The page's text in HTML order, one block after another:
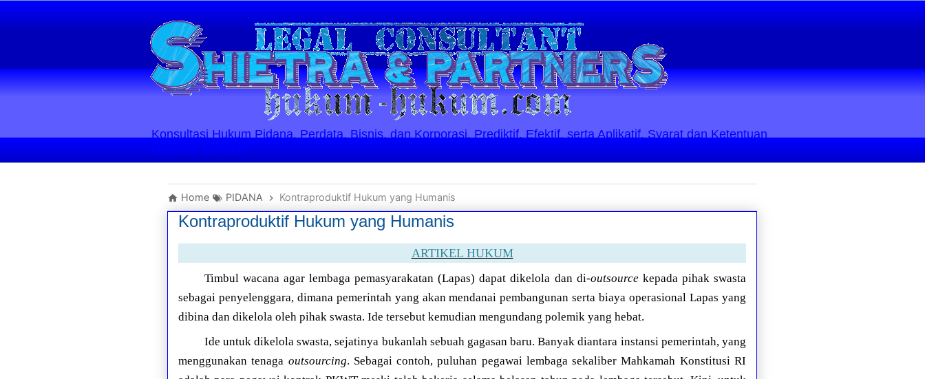
Konsultasi Hukum Pidana, Perdata, Bisnis, dan Korporasi. Prediktif, Efektif, serta Aplikatif. Syarat dan Ketentuan
Layanan Berlaku
Home PIDANA Kontraproduktif Hukum yang Humanis
Kontraproduktif Hukum yang Humanis
ARTIKEL HUKUM
Timbul wacana agar lembaga pemasyarakatan (Lapas) dapat dikelola dan di-outsourcekepada pihak swasta
sebagai penyelenggara, dimana pemerintah yang akan mendanai pembangunan serta biaya operasional Lapas yang
dibina dan dikelola oleh pihak swasta. Ide tersebut kemudian mengundang polemik yang hebat.
Ide untuk dikelola swasta, sejatinya bukanlah sebuah gagasan baru. Banyak diantara instansi pemerintah, yang
menggunakan tenaga outsourcing. Sebagai contoh, puluhan pegawai lembaga sekaliber Mahkamah Konstitusi RI